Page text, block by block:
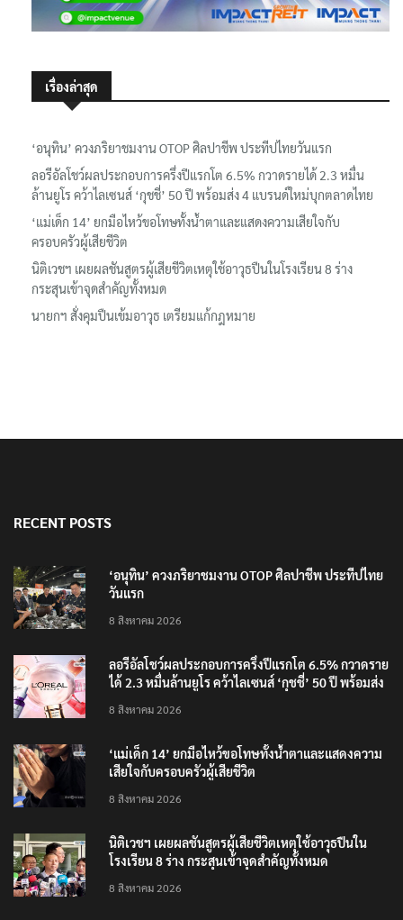
เรื่องล่าสุด
‘อนุทิน’ ควงภริยาชมงาน OTOP ศิลปาชีพ ประทีปไทยวันแรก
ลอรีอัลโชว์ผลประกอบการครึ่งปีแรกโต 6.5% กวาดรายได้ 2.3 หมื่น
ล้านยูโร คว้าไลเซนส์ ‘กุชชี่’ 50 ปี พร้อมส่ง 4 แบรนด์ใหม่บุกตลาดไทย
‘แม่เด็ก 14’ ยกมือไหว้ขอโทษทั้งน้ำตาและแสดงความเสียใจกับ
ครอบครัวผู้เสียชีวิต
นิติเวชฯ เผยผลชันสูตรผู้เสียชีวิตเหตุใช้อาวุธปืนในโรงเรียน 8 ร่าง
กระสุนเข้าจุดสำคัญทั้งหมด
นายกฯ สั่งคุมปืนเข้มอาวุธ เตรียมแก้กฎหมาย
RECENT POSTS
‘อนุทิน’ ควงภริยาชมงาน OTOP ศิลปาชีพ ประทีปไทย
วันแรก
8 สิงหาคม 2026
ลอรีอัลโชว์ผลประกอบการครึ่งปีแรกโต 6.5% กวาดราย
ได้ 2.3 หมื่นล้านยูโร คว้าไลเซนส์ ‘กุชชี่’ 50 ปี พร้อมส่ง
8 สิงหาคม 2026
‘แม่เด็ก 14’ ยกมือไหว้ขอโทษทั้งน้ำตาและแสดงความ
เสียใจกับครอบครัวผู้เสียชีวิต
8 สิงหาคม 2026
นิติเวชฯ เผยผลชันสูตรผู้เสียชีวิตเหตุใช้อาวุธปืนใน
โรงเรียน 8 ร่าง กระสุนเข้าจุดสำคัญทั้งหมด
8 สิงหาคม 2026